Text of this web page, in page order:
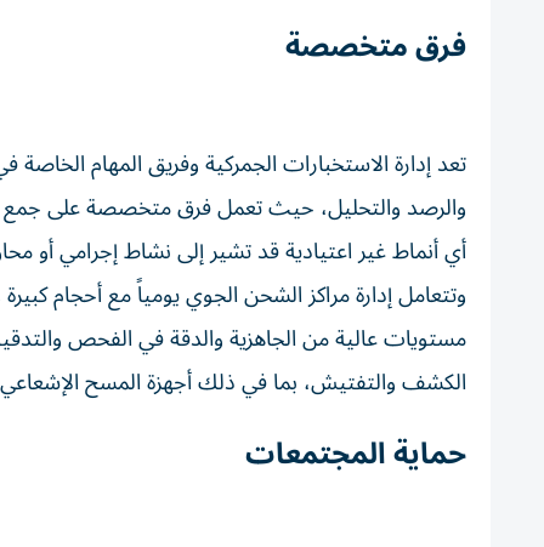
فرق متخصصة
تعد إدارة الاستخبارات الجمركية وفريق المهام
والرصد والتحليل، حيث تعمل فرق متخصصة على جمع
أي أنماط غير اعتيادية قد تشير إلى نشاط إجرامي أو
وتتعامل إدارة مراكز الشحن الجوي يومياً مع أحجام
مستويات عالية من الجاهزية والدقة في الفحص
الكشف والتفتيش، بما في ذلك أجهزة المسح
حماية المجتمعات